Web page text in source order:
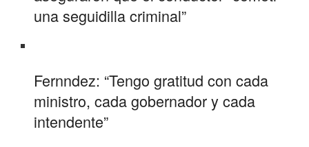
una seguidilla criminal”
Fernndez: “Tengo gratitud con cada
ministro, cada gobernador y cada
intendente”